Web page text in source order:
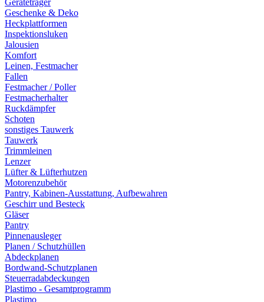
Geräteträger
Geschenke & Deko
Heckplattformen
Inspektionsluken
Jalousien
Komfort
Leinen, Festmacher
Fallen
Festmacher / Poller
Festmacherhalter
Ruckdämpfer
Schoten
sonstiges Tauwerk
Tauwerk
Trimmleinen
Lenzer
Lüfter & Lüfterhutzen
Motorenzubehör
Pantry, Kabinen-Ausstattung, Aufbewahren
Geschirr und Besteck
Gläser
Pantry
Pinnenausleger
Planen / Schutzhüllen
Abdeckplanen
Bordwand-Schutzplanen
Steuerradabdeckungen
Plastimo - Gesamtprogramm
Plastimo